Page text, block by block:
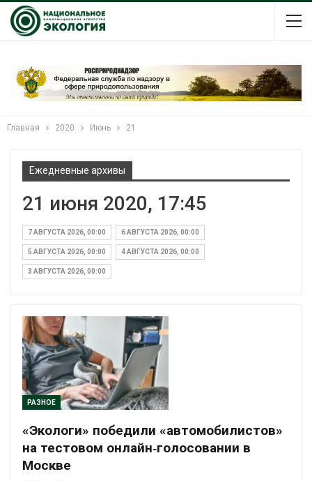
Главная 2020 Июнь 21
Ежедневные архивы
21 июня 2020, 17:45
7 АВГУСТА 2026, 00:00 6 АВГУСТА 2026, 00:00
5 АВГУСТА 2026, 00:00 4 АВГУСТА 2026, 00:00
3 АВГУСТА 2026, 00:00
РАЗНОЕ
«Экологи» победили «автомобилистов»
на тестовом онлайн‑голосовании в
Москве